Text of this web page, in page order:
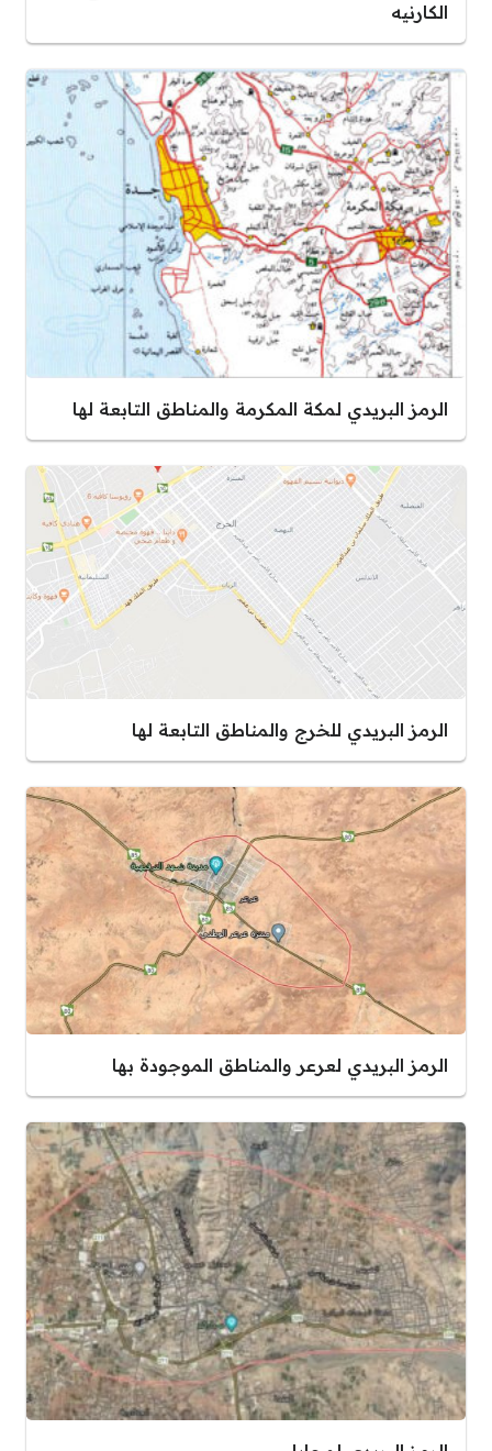
الكارنيه
الرمز البريدي لمكة المكرمة والمناطق التابعة لها
الرمز البريدي للخرج والمناطق التابعة لها
الرمز البريدي لعرعر والمناطق الموجودة بها